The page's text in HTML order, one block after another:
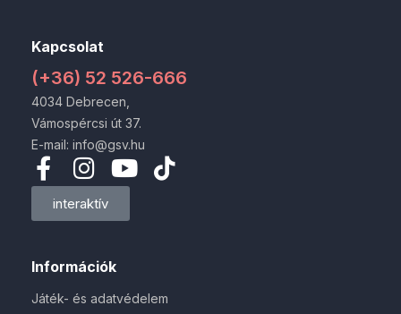
Információk
Játék- és adatvédelem
Kapcsolat
(+36) 52 526-666
4034 Debrecen,
Vámospércsi út 37.
E-mail: info@gsv.hu
interaktív